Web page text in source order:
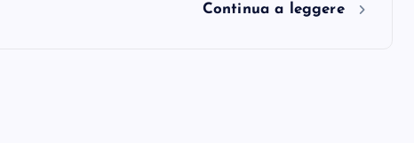
Continua a leggere